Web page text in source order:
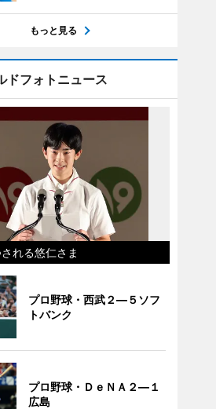
もっと見る
ドフォトニュース
れる悠仁さま
プロ野球・西武２―５ソフ
トバンク
プロ野球・ＤｅＮＡ２―１
広島